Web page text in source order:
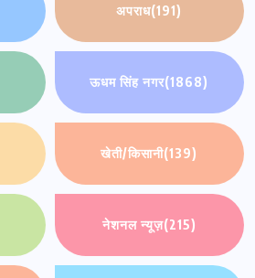
अपराध(191)
ऊधम सिंह नगर(1868)
खेती/किसानी(139)
नेशनल न्यूज़(215)